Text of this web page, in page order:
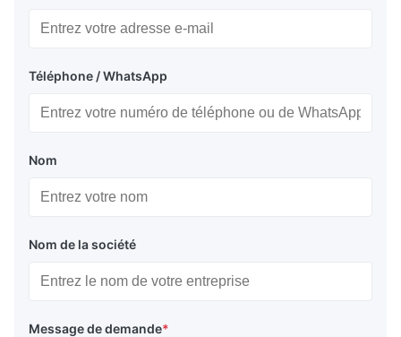
Téléphone / WhatsApp
Nom
Nom de la société
Message de demande*